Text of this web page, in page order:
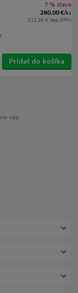
7 % zľava
260,00 €/ks
211,38 € bez DPH
Pridať do košíka
vás